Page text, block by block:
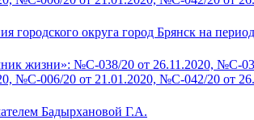
округа город Брянск на
жизни»: №С-038/20 от 26.11.2020, №С-
№С-006/20 от 21.01.2020, №С-042/20 от
Бадырхановой Г.А.